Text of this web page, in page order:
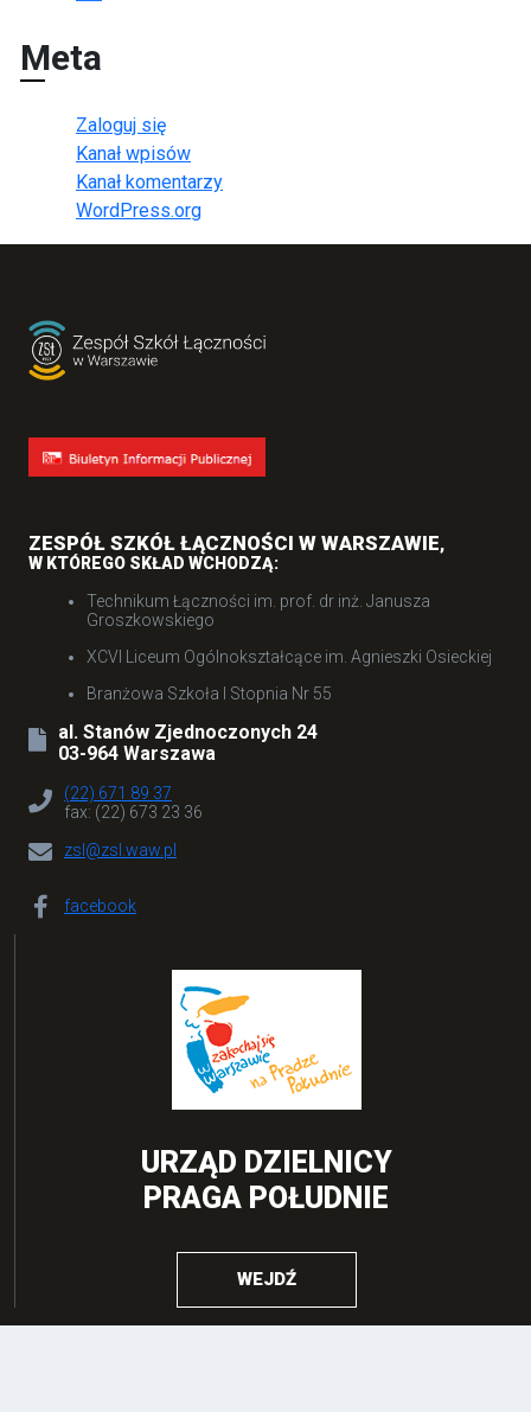
Meta
Zaloguj się
Kanał wpisów
Kanał komentarzy
WordPress.org
ZESPÓŁ SZKÓŁ ŁĄCZNOŚCI W WARSZAWIE,
W KTÓREGO SKŁAD WCHODZĄ:
Technikum Łączności im. prof. dr inż. Janusza
Groszkowskiego
XCVI Liceum Ogólnokształcące im. Agnieszki Osieckiej
Branżowa Szkoła I Stopnia Nr 55
al. Stanów Zjednoczonych 24
03-964 Warszawa
(22) 671 89 37
fax: (22) 673 23 36
zsl@zsl.waw.pl
facebook
URZĄD DZIELNICY
PRAGA POŁUDNIE
WEJDŹ